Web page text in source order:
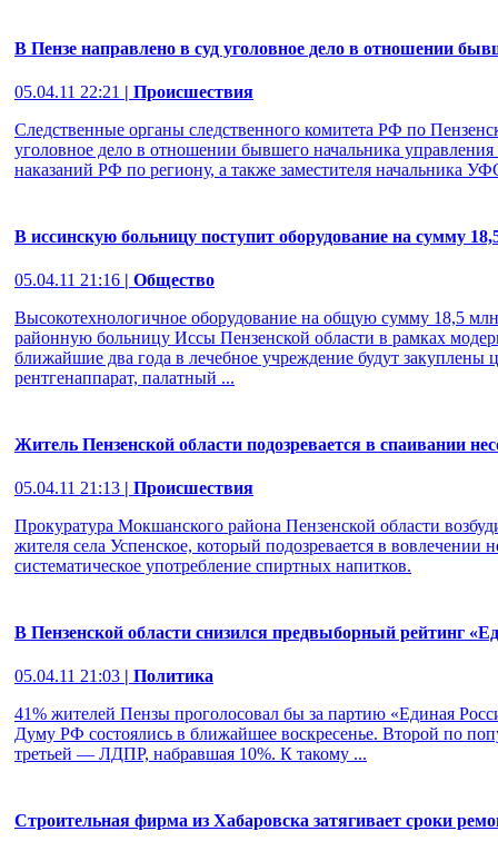
В Пензе направлено в суд уголовное дело в отношении
05.04.11 22:21 | Происшествия
Следственные органы следственного комитета РФ по
уголовное дело в отношении бывшего начальника
наказаний РФ по региону, а также заместителя начальника
В иссинскую больницу поступит оборудование на сумму
05.04.11 21:16 | Общество
Высокотехнологичное оборудование на общую сумму 18,5
районную больницу Иссы Пензенской области в рамках
ближайшие два года в лечебное учреждение будут
рентгенаппарат, палатный ...
Житель Пензенской области подозревается в спаивании
05.04.11 21:13 | Происшествия
Прокуратура Мокшанского района Пензенской области
жителя села Успенское, который подозревается в вовлечении
систематическое употребление спиртных напитков.
В Пензенской области снизился предвыборный рейтинг
05.04.11 21:03 | Политика
41% жителей Пензы проголосовал бы за партию «Единая
Думу РФ состоялись в ближайшее воскресенье. Второй по
третьей — ЛДПР, набравшая 10%. К такому ...
Строительная фирма из Хабаровска затягивает сроки